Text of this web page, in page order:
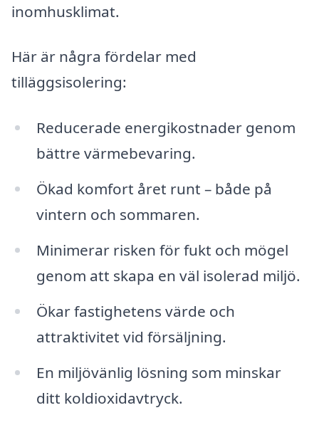
inomhusklimat.
Här är några fördelar med
tilläggsisolering:
Reducerade energikostnader genom
bättre värmebevaring.
Ökad komfort året runt – både på
vintern och sommaren.
Minimerar risken för fukt och mögel
genom att skapa en väl isolerad miljö.
Ökar fastighetens värde och
attraktivitet vid försäljning.
En miljövänlig lösning som minskar
ditt koldioxidavtryck.